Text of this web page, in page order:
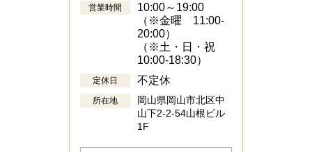
営業時間
10:00～19:00
（※金曜 11:00-
20:00）
（※土・日・祝
10:00-18:30）
定休日 不定休
所在地
岡山県岡山市北区中
山下2-2-54山根ビル
1F